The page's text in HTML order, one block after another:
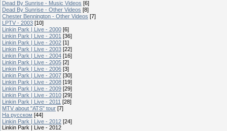
Dead By Sunrise - Music Videos [6]
Dead By Sunrise - Other Videos [8]
Chester Bennington - Other Videos [7]
LPTV - 2003 [10]
Linkin Park | Live - 2000 [6]
Linkin Park | Live - 2001 [36]
Linkin Park | Live - 2002 [1]
Linkin Park | Live - 2003 [22]
Linkin Park | Live - 2004 [16]
Linkin Park | Live - 2005 [2]
Linkin Park | Live - 2006 [3]
Linkin Park | Live - 2007 [30]
Linkin Park | Live - 2008 [19]
Linkin Park | Live - 2009 [29]
Linkin Park | Live - 2010 [29]
Linkin Park | Live - 2011 [28]
MTV about "ATS" tour [7]
На русском [44]
Linkin Park | Live - 2012 [24]
Linkin Park | Live - 2012